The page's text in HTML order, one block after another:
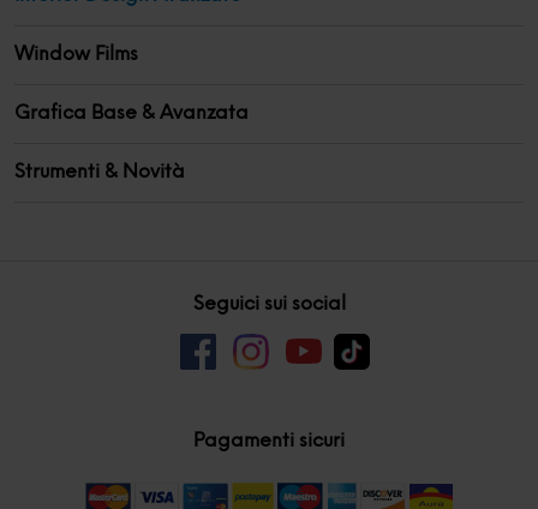
Window Films
Grafica Base & Avanzata
Strumenti & Novità
Seguici sui social
Pagamenti sicuri